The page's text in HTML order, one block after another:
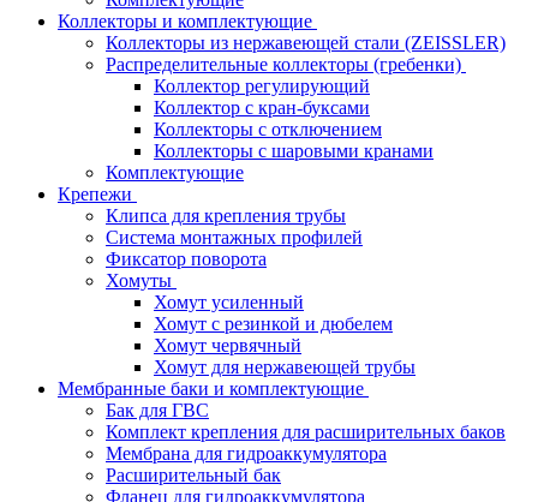
Коллекторы и комплектующие
Коллекторы из нержавеющей стали (ZEISSLER)
Распределительные коллекторы (гребенки)
Коллектор регулирующий
Коллектор с кран-буксами
Коллекторы с отключением
Коллекторы с шаровыми кранами
Комплектующие
Крепежи
Клипса для крепления трубы
Система монтажных профилей
Фиксатор поворота
Хомуты
Хомут усиленный
Хомут с резинкой и дюбелем
Хомут червячный
Хомут для нержавеющей трубы
Мембранные баки и комплектующие
Бак для ГВС
Комплект крепления для расширительных баков
Мембрана для гидроаккумулятора
Расширительный бак
Фланец для гидроаккумулятора